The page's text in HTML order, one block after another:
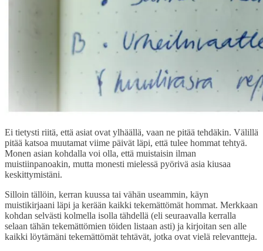
Ei tietysti riitä, että asiat ovat ylhäällä, vaan ne pitää tehdäkin. Välillä
pitää katsoa muutamat viime päivät läpi, että tulee hommat tehtyä.
Monen asian kohdalla voi olla, että muistaisin ilman
muistiinpanoakin, mutta monesti mielessä pyörivä asia kiusaa
keskittymistäni.
Silloin tällöin, kerran kuussa tai vähän useammin, käyn
muistikirjaani läpi ja kerään kaikki tekemättömät hommat. Merkkaan
kohdan selvästi kolmella isolla tähdellä (eli seuraavalla kerralla
selaan tähän tekemättömien töiden listaan asti) ja kirjoitan sen alle
kaikki löytämäni tekemättömät tehtävät, jotka ovat vielä relevantteja.